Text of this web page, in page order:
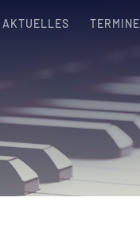
AKTUELLES TERMINE